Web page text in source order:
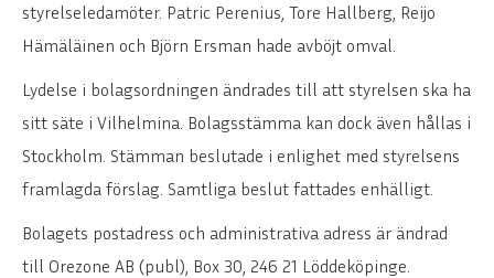
styrelseledamöter. Patric Perenius, Tore Hallberg, Reijo
Hämäläinen och Björn Ersman hade avböjt omval.
Lydelse i bolagsordningen ändrades till att styrelsen ska ha
sitt säte i Vilhelmina. Bolagsstämma kan dock även hållas i
Stockholm. Stämman beslutade i enlighet med styrelsens
framlagda förslag. Samtliga beslut fattades enhälligt.
Bolagets postadress och administrativa adress är ändrad
till Orezone AB (publ), Box 30, 246 21 Löddeköpinge.